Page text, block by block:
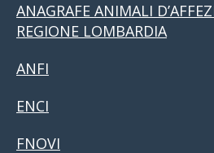
ANAGRAFE ANIMALI
REGIONE LOMBARDIA
ANFI
ENCI
FNOVI